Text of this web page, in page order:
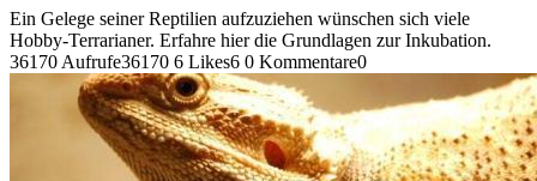
Ein Gelege seiner Reptilien aufzuziehen wünschen sich viele
Hobby-Terrarianer. Erfahre hier die Grundlagen zur Inkubation.
36170 Aufrufe36170 6 Likes6 0 Kommentare0